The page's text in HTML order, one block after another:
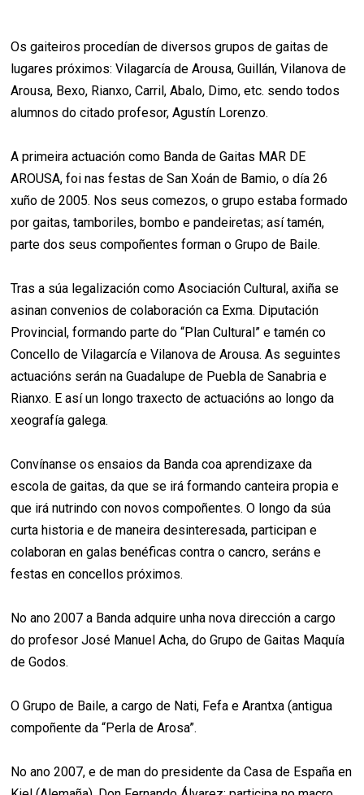
Os gaiteiros procedían de diversos grupos de gaitas de
lugares próximos: Vilagarcía de Arousa, Guillán, Vilanova de
Arousa, Bexo, Rianxo, Carril, Abalo, Dimo, etc. sendo todos
alumnos do citado profesor, Agustín Lorenzo.
A primeira actuación como Banda de Gaitas MAR DE
AROUSA, foi nas festas de San Xoán de Bamio, o día 26
xuño de 2005. Nos seus comezos, o grupo estaba formado
por gaitas, tamboriles, bombo e pandeiretas; así tamén,
parte dos seus compoñentes forman o Grupo de Baile.
Tras a súa legalización como Asociación Cultural, axiña se
asinan convenios de colaboración ca Exma. Diputación
Provincial, formando parte do “Plan Cultural” e tamén co
Concello de Vilagarcía e Vilanova de Arousa. As seguintes
actuacións serán na Guadalupe de Puebla de Sanabria e
Rianxo. E así un longo traxecto de actuacións ao longo da
xeografía galega.
Convínanse os ensaios da Banda coa aprendizaxe da
escola de gaitas, da que se irá formando canteira propia e
que irá nutrindo con novos compoñentes. O longo da súa
curta historia e de maneira desinteresada, participan e
colaboran en galas benéficas contra o cancro, seráns e
festas en concellos próximos.
No ano 2007 a Banda adquire unha nova dirección a cargo
do profesor José Manuel Acha, do Grupo de Gaitas Maquía
de Godos.
O Grupo de Baile, a cargo de Nati, Fefa e Arantxa (antigua
compoñente da “Perla de Arosa”.
No ano 2007, e de man do presidente da Casa de España en